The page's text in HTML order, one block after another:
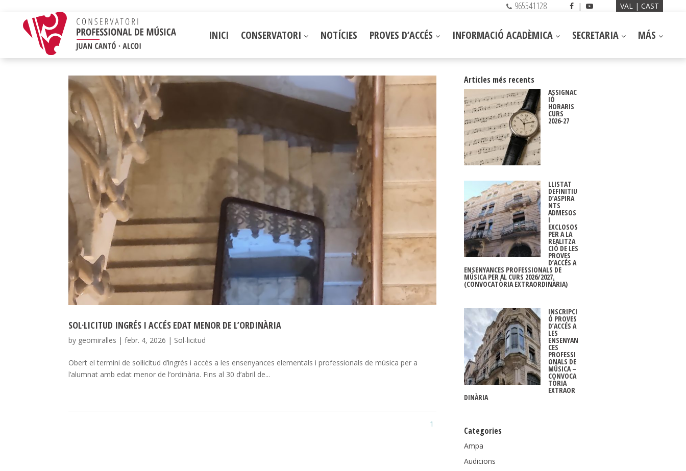
965541128 | VAL CAST
INICI CONSERVATORI NOTÍCIES PROVES D’ACCÉS INFORMACIÓ ACADÈMICA SECRETARIA MÁS
SOL·LICITUD INGRÉS I ACCÉS EDAT MENOR DE L’ORDINÀRIA
by geomiralles |febr. 4, 2026 | Sol-licitud
Obert el termini de sol·licitud d’ingrés i accés a les ensenyances elementals i professionals de música per a
l’alumnat amb edat menor de l’ordinària. Fins al 30 d’abril de...
1
Articles més recents
ASSIGNAC
IÓ
HORARIS
CURS
2026-27
LLISTAT
DEFINITIU
D’ASPIRA
NTS
ADMESOS
I
EXCLOSOS
PER A LA
REALITZA
CIÓ DE LES
PROVES
D’ACCÉS A
ENSENYANCES PROFESSIONALS DE
MÚSICA PER AL CURS 2026/2027.
(CONVOCATÒRIA EXTRAORDINÀRIA)
INSCRIPCI
Ó PROVES
D’ACCÉS A
LES
ENSENYAN
CES
PROFESSI
ONALS DE
MÚSICA –
CONVOCA
TÒRIA
EXTRAOR
DINÀRIA
Categories
Ampa
Audicions